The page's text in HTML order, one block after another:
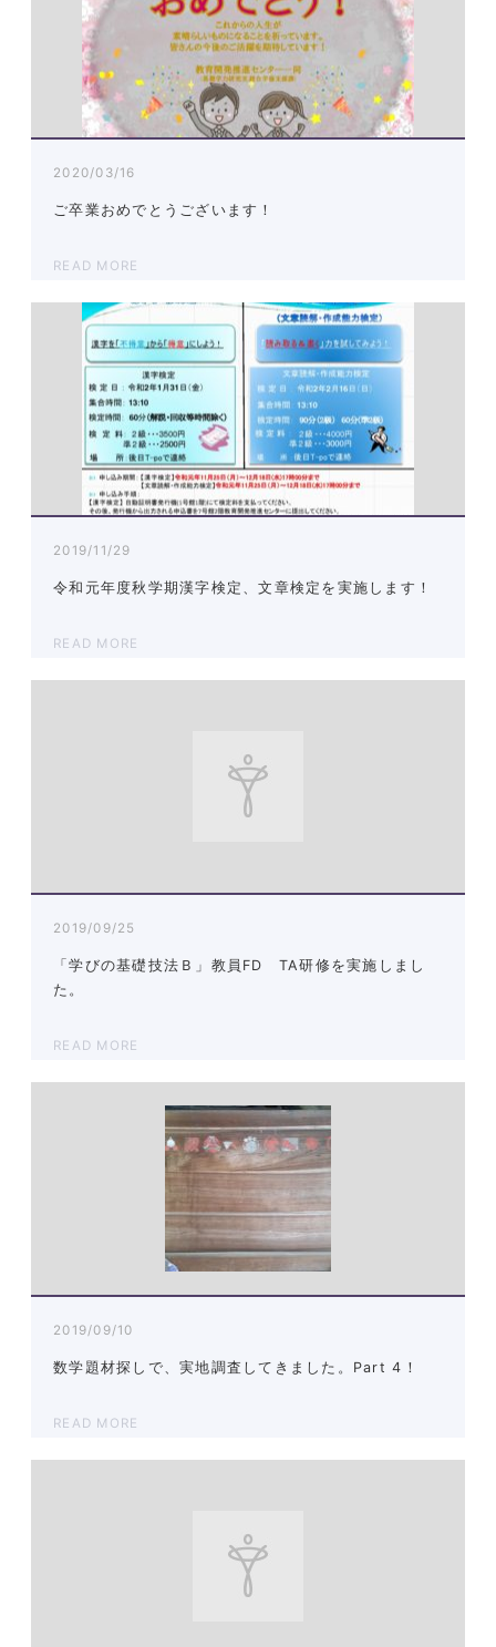
2020/03/16
ご卒業おめでとうございます！
READ MORE
2019/11/29
令和元年度秋学期漢字検定、文章検定を実施します！
READ MORE
2019/09/25
「学びの基礎技法Ｂ」教員FD TA研修を実施しまし
た。
READ MORE
2019/09/10
数学題材探しで、実地調査してきました。Part 4！
READ MORE